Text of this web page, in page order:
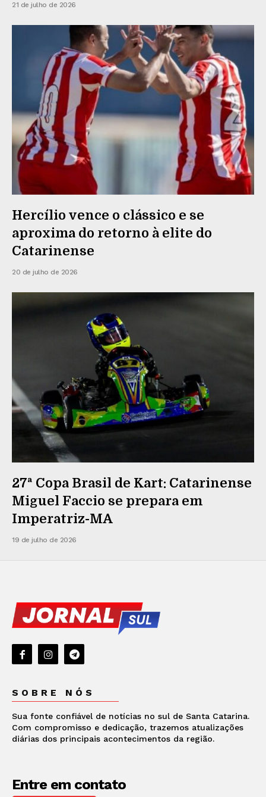
21 de julho de 2026
Hercílio vence o clássico e se
aproxima do retorno à elite do
Catarinense
20 de julho de 2026
27ª Copa Brasil de Kart: Catarinense
Miguel Faccio se prepara em
Imperatriz-MA
19 de julho de 2026
SOBRE NÓS
Sua fonte confiável de notícias no sul de Santa Catarina.
Com compromisso e dedicação, trazemos atualizações
diárias dos principais acontecimentos da região.
Entre em contato